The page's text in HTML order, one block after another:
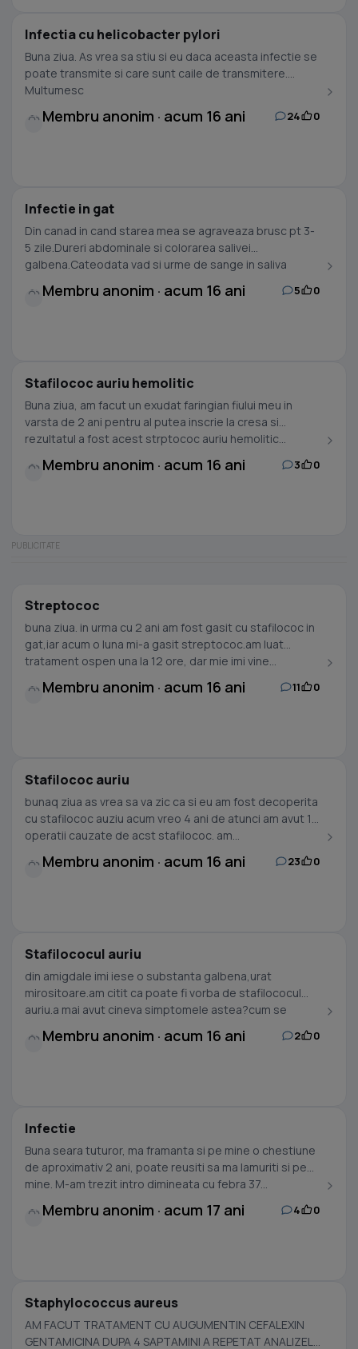
Infectia cu helicobacter pylori
Buna ziua. As vrea sa stiu si eu daca aceasta infectie se
poate transmite si care sunt caile de transmitere.
Multumesc
Membru anonim · acum 16 ani 24 0
Infectie in gat
Din canad in cand starea mea se agraveaza brusc pt 3-
5 zile.Dureri abdominale si colorarea salivei
galbena.Cateodata vad si urme de sange in saliva
Membru anonim · acum 16 ani 5 0
Stafilococ auriu hemolitic
Buna ziua, am facut un exudat faringian fiului meu in
varsta de 2 ani pentru al putea inscrie la cresa si
rezultatul a fost acest strptococ auriu hemolitic...
Membru anonim · acum 16 ani 3 0
Streptococ
buna ziua. in urma cu 2 ani am fost gasit cu stafilococ in
gat,iar acum o luna mi-a gasit streptococ.am luat
tratament ospen una la 12 ore, dar mie imi vine...
Membru anonim · acum 16 ani 11 0
Stafilococ auriu
bunaq ziua as vrea sa va zic ca si eu am fost decoperita
cu stafilococ auziu acum vreo 4 ani de atunci am avut 11
operatii cauzate de acst stafilococ. am...
Membru anonim · acum 16 ani 23 0
Stafilococul auriu
din amigdale imi iese o substanta galbena,urat
mirositoare.am citit ca poate fi vorba de stafilococul
auriu.a mai avut cineva simptomele astea?cum se
Membru anonim · acum 16 ani 2 0
Infectie
Buna seara tuturor, ma framanta si pe mine o chestiune
de aproximativ 2 ani, poate reusiti sa ma lamuriti si pe
mine. M-am trezit intro dimineata cu febra 37...
Membru anonim · acum 17 ani 4 0
Staphylococcus aureus
AM FACUT TRATAMENT CU AUGUMENTIN CEFALEXIN
GENTAMICINA DUPA 4 SAPTAMINI A REPETAT ANALIZELE